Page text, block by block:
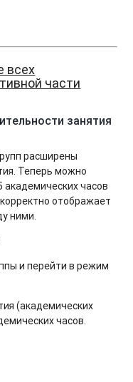
всех
части
занятия
расширены
Теперь можно
часов
отображает
ними.
и перейти в режим
(академических
часов.